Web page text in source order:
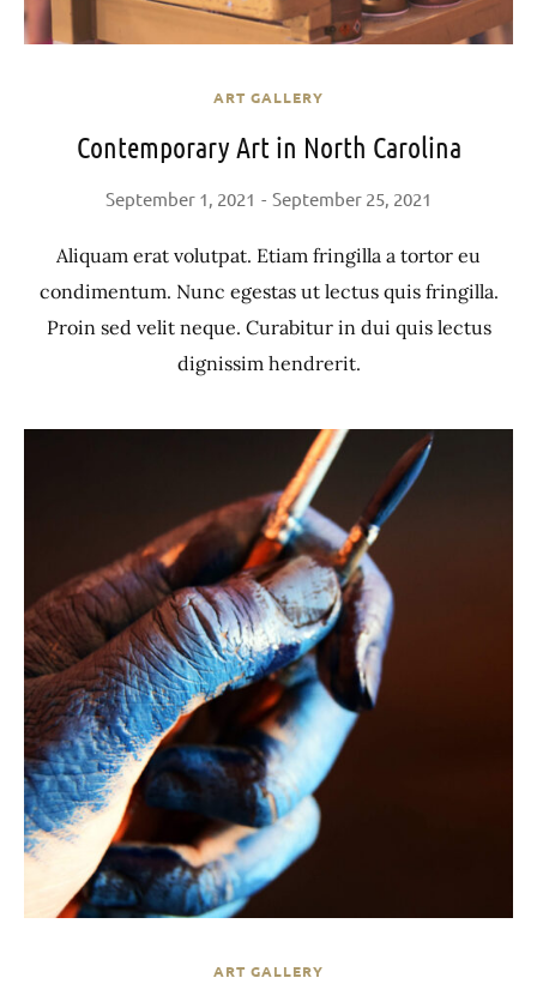
ART GALLERY
Contemporary Art in North Carolina
September 1, 2021 September 25, 2021
Aliquam erat volutpat. Etiam fringilla a tortor eu
condimentum. Nunc egestas ut lectus quis fringilla.
Proin sed velit neque. Curabitur in dui quis lectus
dignissim hendrerit.
ART GALLERY